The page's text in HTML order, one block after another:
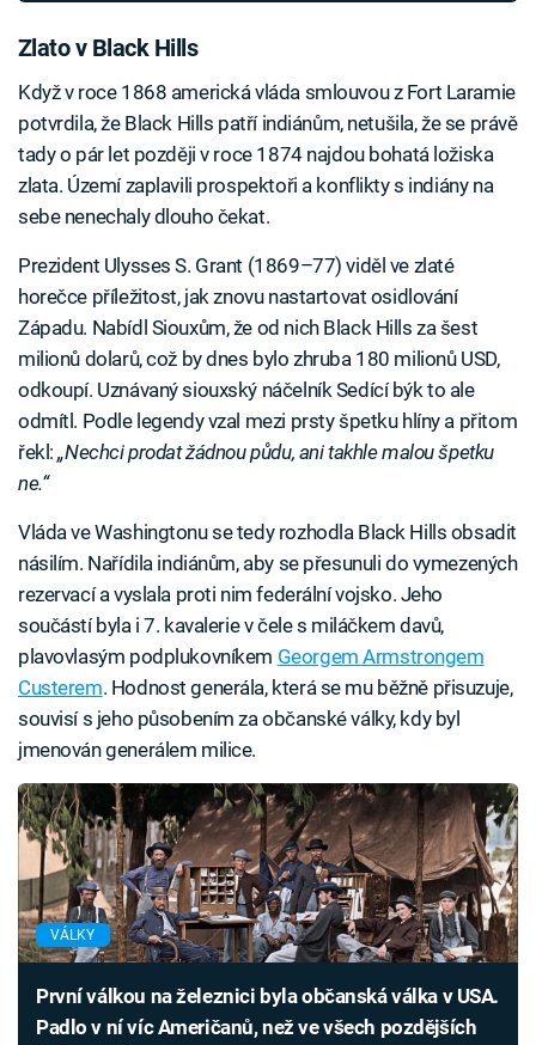
Zlato v Black Hills
Když v roce 1868 americká vláda smlouvou z Fort Laramie
potvrdila, že Black Hills patří indiánům, netušila, že se právě
tady o pár let později v roce 1874 najdou bohatá ložiska
zlata. Území zaplavili prospektoři a konflikty s indiány na
sebe nenechaly dlouho čekat.
Prezident Ulysses S. Grant (1869–77) viděl ve zlaté
horečce příležitost, jak znovu nastartovat osidlování
Západu. Nabídl Siouxům, že od nich Black Hills za šest
milionů dolarů, což by dnes bylo zhruba 180 milionů USD,
odkoupí. Uznávaný siouxský náčelník Sedící býk to ale
odmítl. Podle legendy vzal mezi prsty špetku hlíny a přitom
řekl:„Nechci prodat žádnou půdu, ani takhle malou špetku
ne.“
Vláda ve Washingtonu se tedy rozhodla Black Hills obsadit
násilím. Nařídila indiánům, aby se přesunuli do vymezených
rezervací a vyslala proti nim federální vojsko. Jeho
součástí byla i 7. kavalerie v čele s miláčkem davů,
plavovlasým podplukovníkem Georgem Armstrongem
Custerem. Hodnost generála, která se mu běžně přisuzuje,
souvisí s jeho působením za občanské války, kdy byl
jmenován generálem milice.
VÁLKY
První válkou na železnici byla občanská válka v USA.
Padlo v ní víc Američanů, než ve všech pozdějších